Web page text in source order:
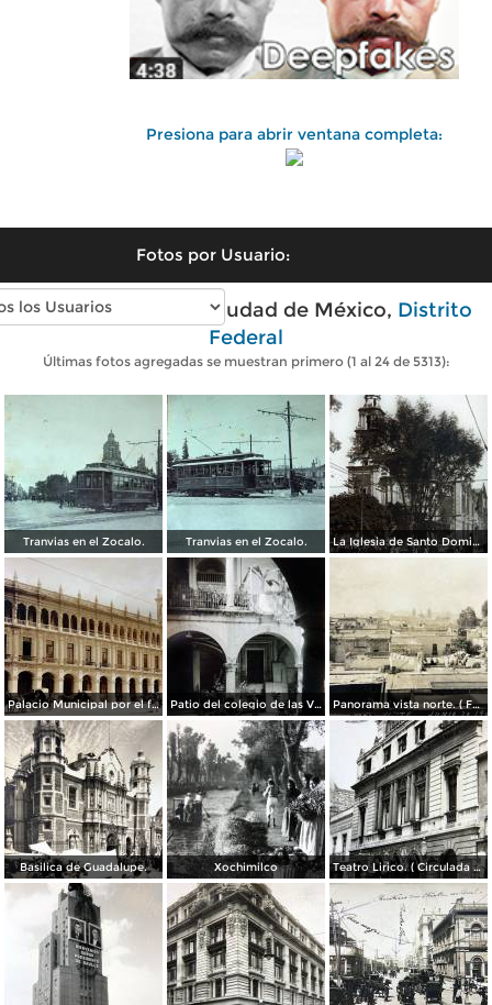
Presiona para abrir ventana completa:
Fotos por Usuario:
Fotos antiguas de Ciudad de México, Distrito
Federal
Últimas fotos agregadas se muestran primero (1 al 24 de 5313):
Tranvias en el Zocalo. Tranvias en el Zocalo. La Iglesia de Santo Domingo.
Palacio Municipal por el fotografo Hugo Brehme.. Patio del colegio de las Vizcainas por el fotografo Hugo Brehme. Panorama vista norte. ( Fechada el 20 de Junio de 1905 ).
Basilica de Guadalupe. Xochimilco Teatro Lirico. ( Circulada el 1 de Agosto de 1926 ).